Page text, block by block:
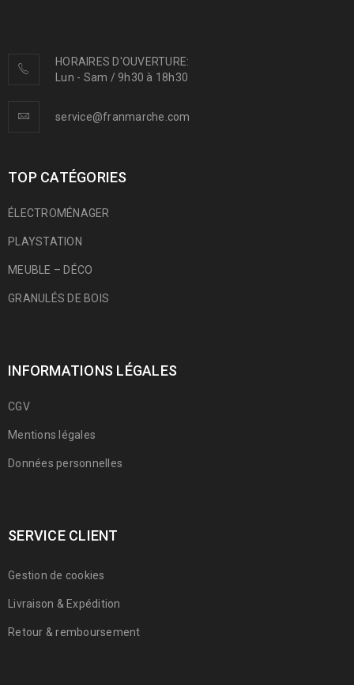
HORAIRES D'OUVERTURE:
Lun - Sam / 9h30 à 18h30
service@franmarche.com
TOP CATÉGORIES
ÉLECTROMÉNAGER
PLAYSTATION
MEUBLE – DÉCO
GRANULÉS DE BOIS
INFORMATIONS LÉGALES
CGV
Mentions légales
Données personnelles
SERVICE CLIENT
Gestion de cookies
Livraison & Expédition
Retour & remboursement